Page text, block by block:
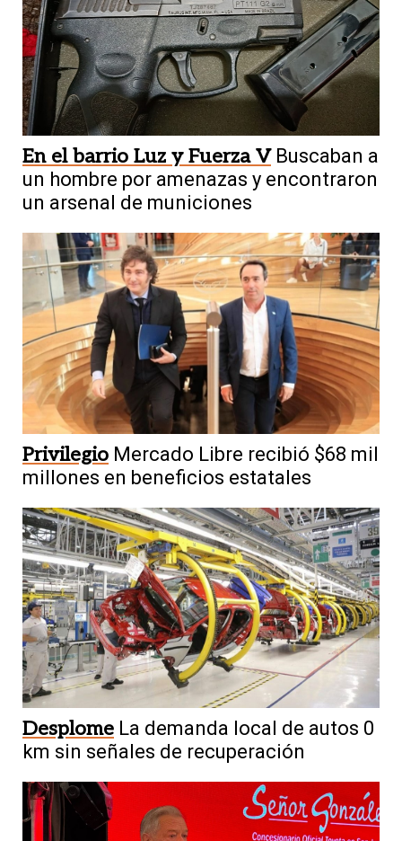
En el barrio Luz y Fuerza V Buscaban a
un hombre por amenazas y encontraron
un arsenal de municiones
Privilegio Mercado Libre recibió $68 mil
millones en beneficios estatales
Desplome La demanda local de autos 0
km sin señales de recuperación